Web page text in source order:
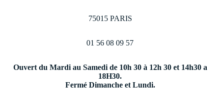
75015 PARIS
01 56 08 09 57
Ouvert du Mardi au Samedi de 10h 30 à 12h 30 et 14h30 a
18H30.
Fermé Dimanche et Lundi.